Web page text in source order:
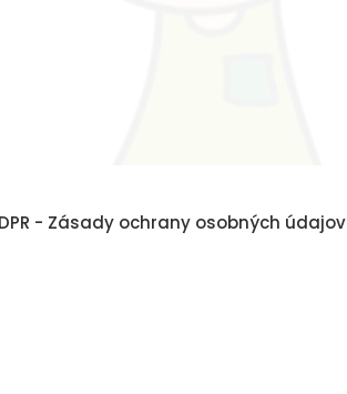
- Zásady ochrany osobných údajov